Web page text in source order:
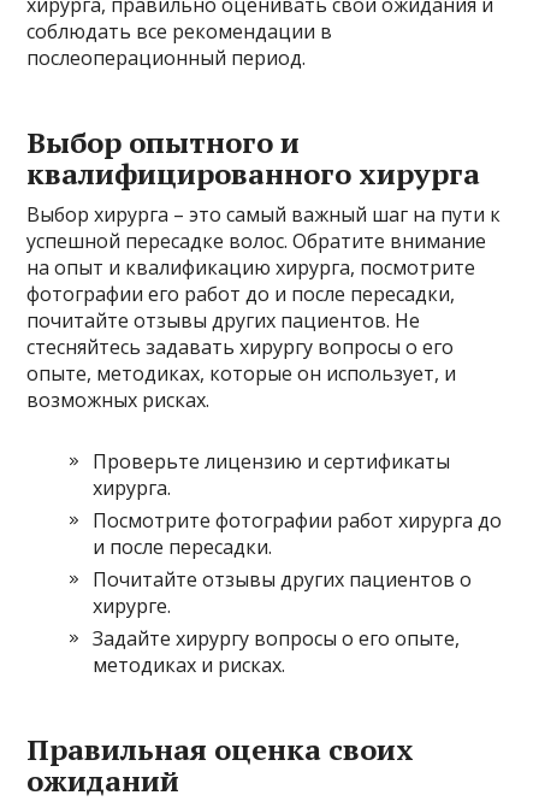
соблюдать все рекомендации в
послеоперационный период.
Выбор опытного и
квалифицированного хирурга
Выбор хирурга – это самый важный шаг на пути к
успешной пересадке волос. Обратите внимание
на опыт и квалификацию хирурга, посмотрите
фотографии его работ до и после пересадки,
почитайте отзывы других пациентов. Не
стесняйтесь задавать хирургу вопросы о его
опыте, методиках, которые он использует, и
возможных рисках.
Проверьте лицензию и сертификаты
хирурга.
Посмотрите фотографии работ хирурга до
и после пересадки.
Почитайте отзывы других пациентов о
хирурге.
Задайте хирургу вопросы о его опыте,
методиках и рисках.
Правильная оценка своих
ожиданий